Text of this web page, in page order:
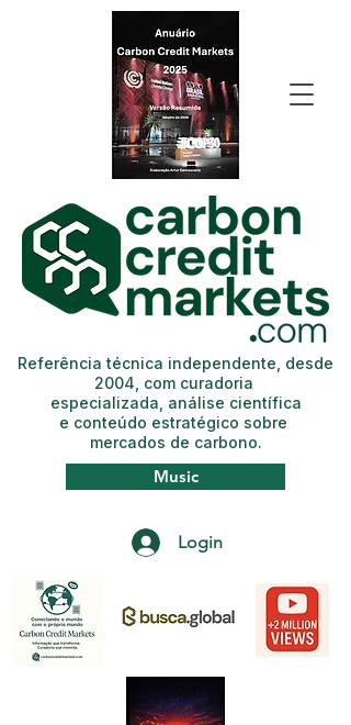
Login
Music
Referência técnica independente, desde
2004, com curadoria
especializada, análise científica
e conteúdo estratégico sobre
mercados de carbono.